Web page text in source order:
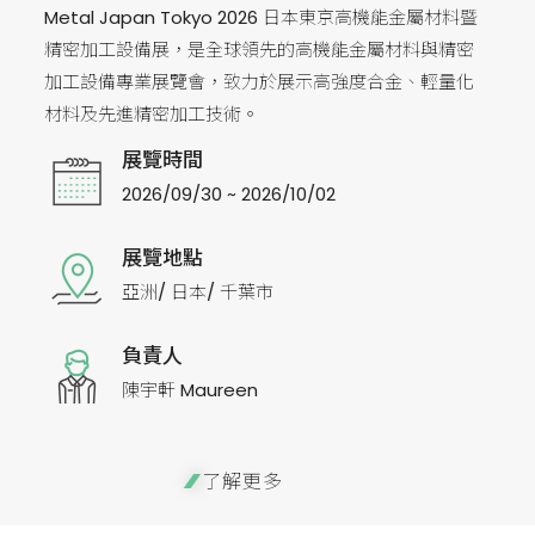
Metal Japan Tokyo 2026 日本東京高機能金屬材料暨
精密加工設備展，是全球領先的高機能金屬材料與精密
加工設備專業展覽會，致力於展示高強度合金、輕量化
材料及先進精密加工技術。
展覽時間
2026/09/30 ~ 2026/10/02
展覽地點
亞洲/ 日本/ 千葉市
負責人
陳宇軒 Maureen
了解更多